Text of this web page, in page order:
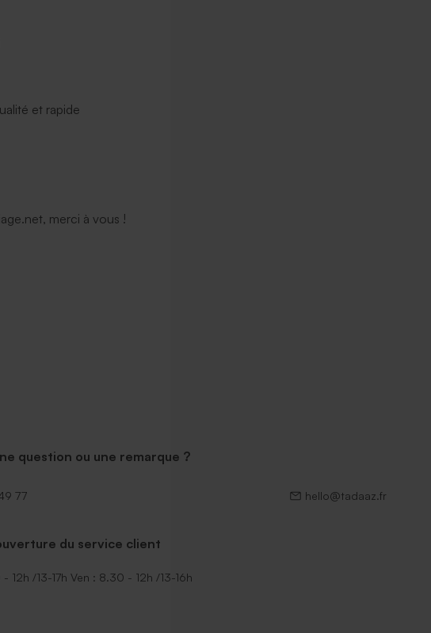
et rapide
merci à vous !
question ou une remarque ?
77 hello@tadaaz.fr
du service client
12h /13-17h Ven : 8.30 - 12h /13-16h